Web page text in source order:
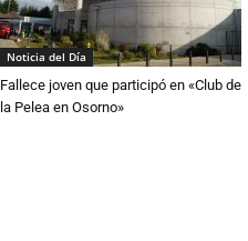
Noticia del Día
Fallece joven que participó en «Club de
la Pelea en Osorno»